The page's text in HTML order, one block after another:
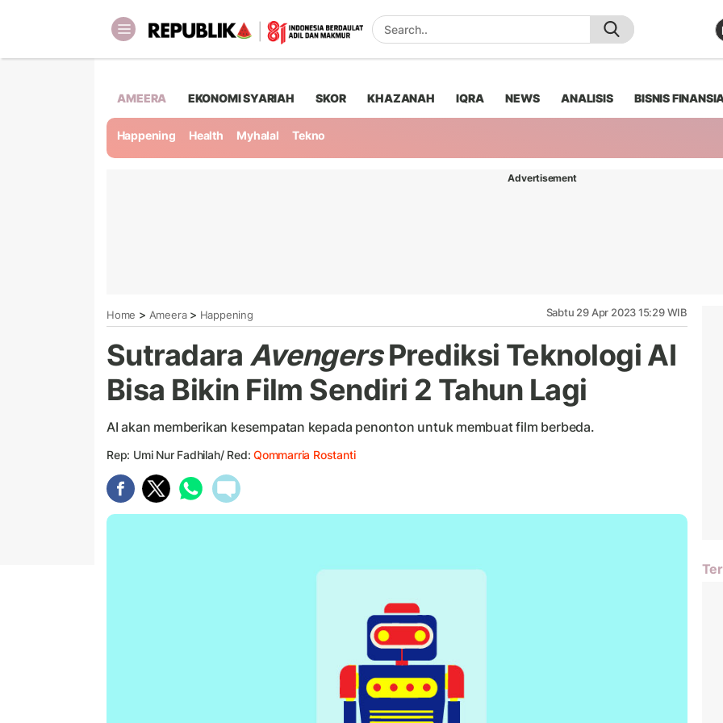
AMEERA EKONOMI SYARIAH SKOR KHAZANAH IQRA NEWS ANALISIS BISNIS
Happening Health Myhalal Tekno
Advertisement
Home > Ameera> Happening Sabtu 29 Apr 2023 15:29 WIB
Sutradara AvengersPrediksi Teknologi AI
Bisa Bikin Film Sendiri 2 Tahun Lagi
AI akan memberikan kesempatan kepada penonton untuk membuat film berbeda.
Rep: Umi Nur Fadhilah/ Red:Qommarria Rostanti